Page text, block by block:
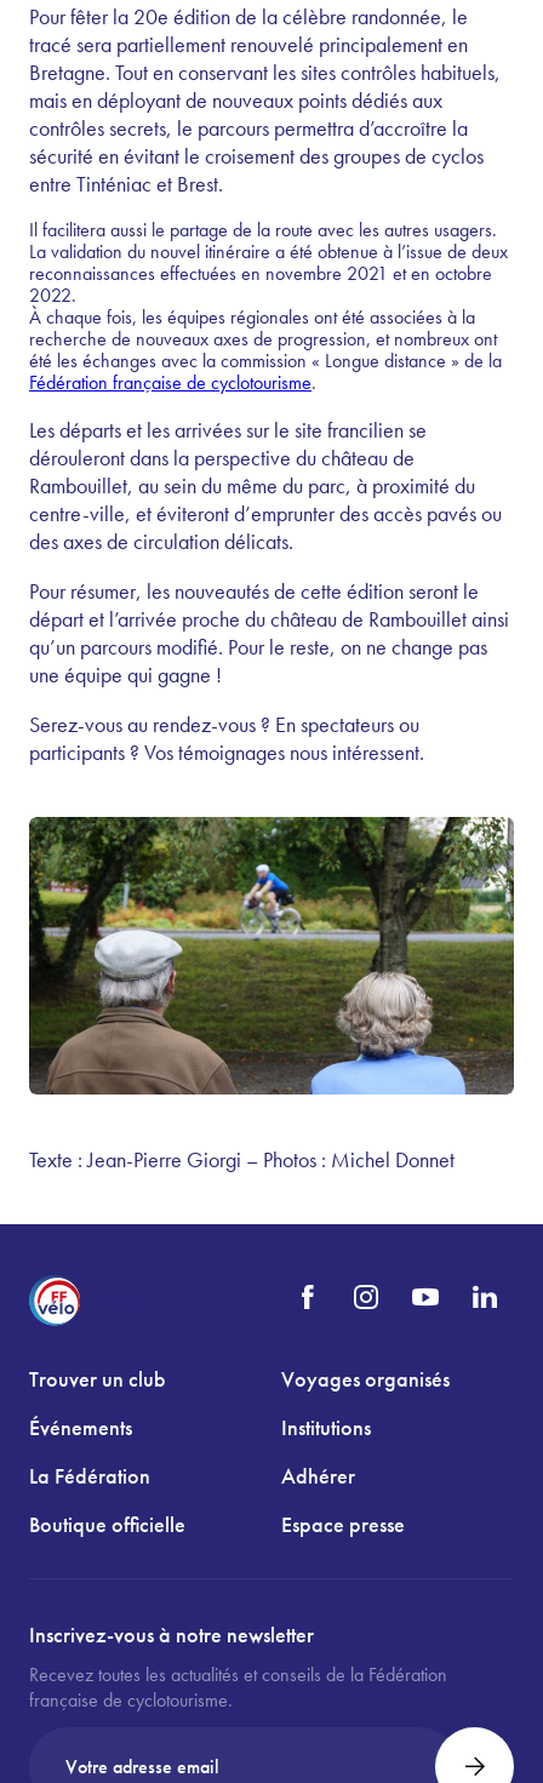
Pour fêter la 20e édition de la célèbre randonnée, le
tracé sera partiellement renouvelé principalement en
Bretagne. Tout en conservant les sites contrôles habituels,
mais en déployant de nouveaux points dédiés aux
contrôles secrets, le parcours permettra d’accroître la
sécurité en évitant le croisement des groupes de cyclos
entre Tinténiac et Brest.
Il facilitera aussi le partage de la route avec les autres usagers.
La validation du nouvel itinéraire a été obtenue à l’issue de deux
reconnaissances effectuées en novembre 2021 et en octobre
2022.
À chaque fois, les équipes régionales ont été associées à la
recherche de nouveaux axes de progression, et nombreux ont
été les échanges avec la commission « Longue distance » de la
Fédération française de cyclotourisme.
Les départs et les arrivées sur le site francilien se
dérouleront dans la perspective du château de
Rambouillet, au sein du même du parc, à proximité du
centre-ville, et éviteront d’emprunter des accès pavés ou
des axes de circulation délicats.
Pour résumer, les nouveautés de cette édition seront le
départ et l’arrivée proche du château de Rambouillet ainsi
qu’un parcours modifié. Pour le reste, on ne change pas
une équipe qui gagne !
Serez-vous au rendez-vous ? En spectateurs ou
participants ? Vos témoignages nous intéressent.
Texte : Jean-Pierre Giorgi – Photos : Michel Donnet
Trouver un club
Voyages organisés
Événements
Institutions
La Fédération
Adhérer
Boutique officielle
Espace presse
Inscrivez-vous à notre newsletter
Recevez toutes les actualités et conseils de la Fédération
française de cyclotourisme.